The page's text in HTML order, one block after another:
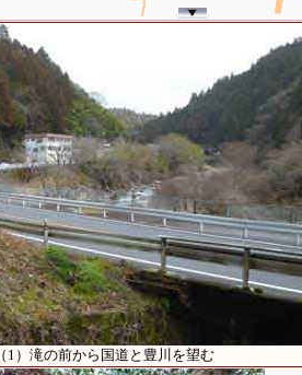
（1）滝の前から国道と豊川を望む